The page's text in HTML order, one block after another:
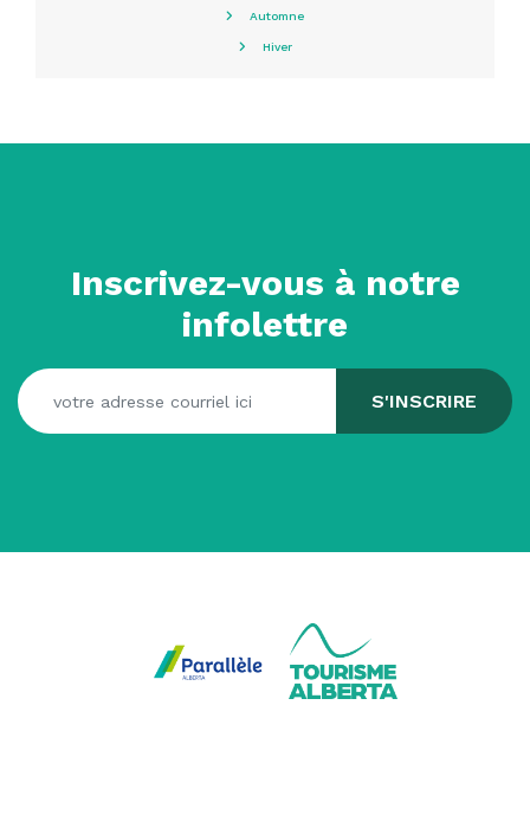
Automne
Hiver
Inscrivez-vous à notre
infolettre